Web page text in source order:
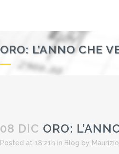
ORO: L’ANNO CHE
08 DIC ORO:
Posted at 18:21h in Blog by Maurizio